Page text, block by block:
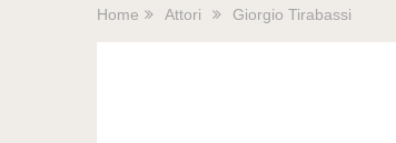
Home Attori Giorgio Tirabassi